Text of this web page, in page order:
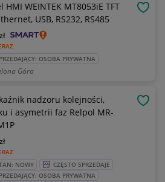
HMI WEINTEK MT8053iE TFT
USB, RS232, RS485
zł
OSOBA PRYWATNA
Góra
nadzoru kolejności,
i asymetrii faz Relpol MR-
zł
NOWY
CZĘSTO SPRZEDAJE
OSOBA PRYWATNA